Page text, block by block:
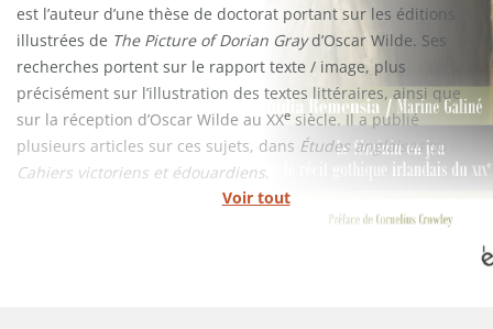
Voir tout
est l’auteur d’une thèse de doctorat portant sur les éditions
illustrées de The Picture of Dorian Grayd’Oscar Wilde. Ses
recherches portent sur le rapport texte / image, plus
précisément sur l’illustration des textes littéraires, ainsi que
sur la réception d’Oscar Wilde au XXe siècle. Il a publié
plusieurs articles sur ces sujets, dans Études anglaises ou les
Cahiers victoriens et édouardiens.